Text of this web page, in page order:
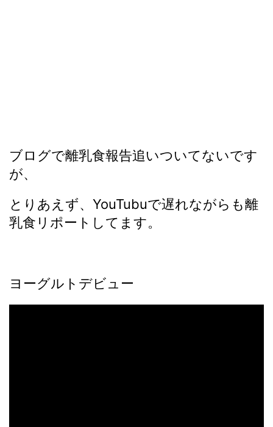
ブログで離乳食報告追いついてないです
が、
とりあえず、YouTubuで遅れながらも離
乳食リポートしてます。
ヨーグルトデビュー